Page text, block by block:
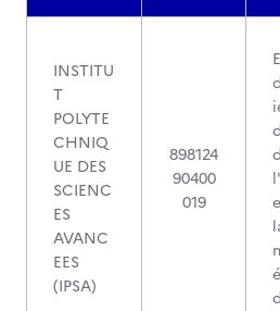
INSTITU
T
POLYTE
CHNIQ
UE DES
SCIENC
ES
AVANC
EES
(IPSA)
898124
90400
019
é